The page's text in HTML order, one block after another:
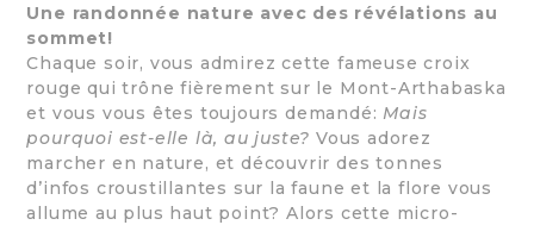
Une randonnée nature avec des révélations au
sommet!
Chaque soir, vous admirez cette fameuse croix
rouge qui trône fièrement sur le Mont-Arthabaska
et vous vous êtes toujours demandé: Mais
pourquoi est-elle là, au juste? Vous adorez
marcher en nature, et découvrir des tonnes
d’infos croustillantes sur la faune et la flore vous
allume au plus haut point? Alors cette micro-